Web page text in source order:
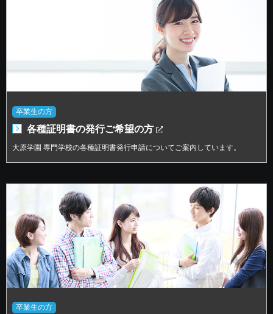
卒業生の方
各種証明書の発行ご希望の方
大原学園 専門学校の各種証明書発行申請についてご案内しています。
卒業生の方